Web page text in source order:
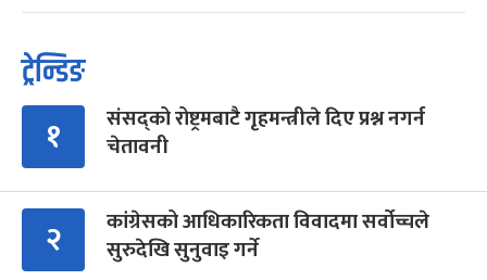
ट्रेन्डिङ
१
संसद्को रोष्ट्रमबाटै गृहमन्त्रीले दिए प्रश्न नगर्न
चेतावनी
२
कांग्रेसको आधिकारिकता विवादमा सर्वोच्चले
सुरुदेखि सुनुवाइ गर्ने